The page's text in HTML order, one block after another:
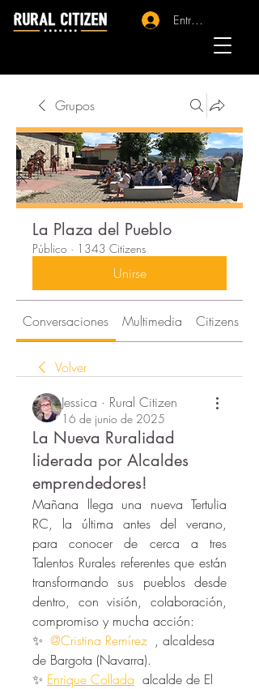
Entrar - Registro
Grupos
La Plaza del Pueblo
Público · 1343 Citizens
Unirse
Conversaciones Multimedia Citizens
Volver
Jessica · Rural Citizen
16 de junio de 2025
La Nueva Ruralidad
liderada por Alcaldes
emprendedores!
Mañana llega una nueva Tertulia
RC, la última antes del verano,
para conocer de cerca a tres
Talentos Rurales referentes que están
transformando sus pueblos desde
dentro, con visión, colaboración,
compromiso y mucha acción:
✨ @Cristina Remírez , alcaldesa
de Bargota (Navarra).
✨ Enrique Collada
  alcalde de El